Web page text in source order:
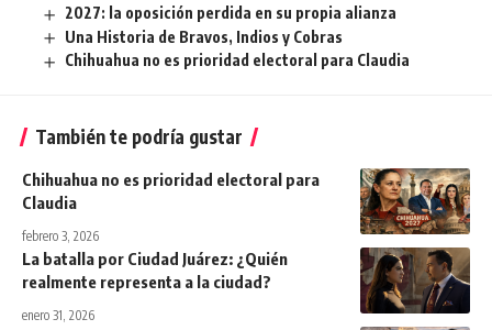
2027: la oposición perdida en su propia alianza
Una Historia de Bravos, Indios y Cobras
Chihuahua no es prioridad electoral para Claudia
También te podría gustar
Chihuahua no es prioridad electoral para
Claudia
febrero 3, 2026
La batalla por Ciudad Juárez: ¿Quién
realmente representa a la ciudad?
enero 31, 2026